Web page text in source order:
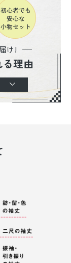
け!
理由